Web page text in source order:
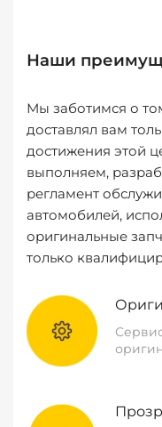
Наши
Мы заботимся о
доставлял вам
достижения этой
выполняем,
регламент
автомобилей,
оригинальные
только